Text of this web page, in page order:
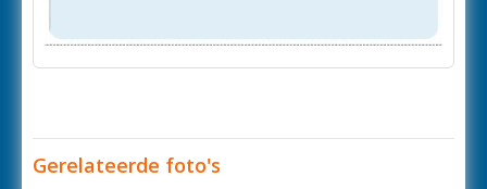
Gerelateerde foto's